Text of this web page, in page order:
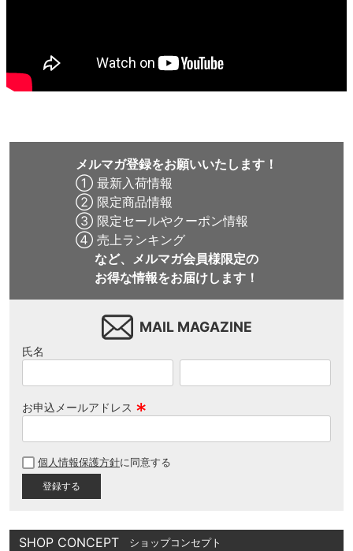
メルマガ登録をお願いいたします！
① 最新入荷情報
② 限定商品情報
③ 限定セールやクーポン情報
④ 売上ランキング
など、メルマガ会員様限定の
お得な情報をお届けします！
MAIL MAGAZINE
氏名
お申込メールアドレス
須
個人情報保護方針に同意する
SHOP CONCEPT ショップコンセプト